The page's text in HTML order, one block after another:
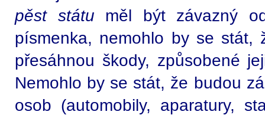
pěst státu měl být závazný
písmenka, nemohlo by se stát,
přesáhnou škody, způsobené
Nemohlo by se stát, že budou
osob (automobily, aparatury,